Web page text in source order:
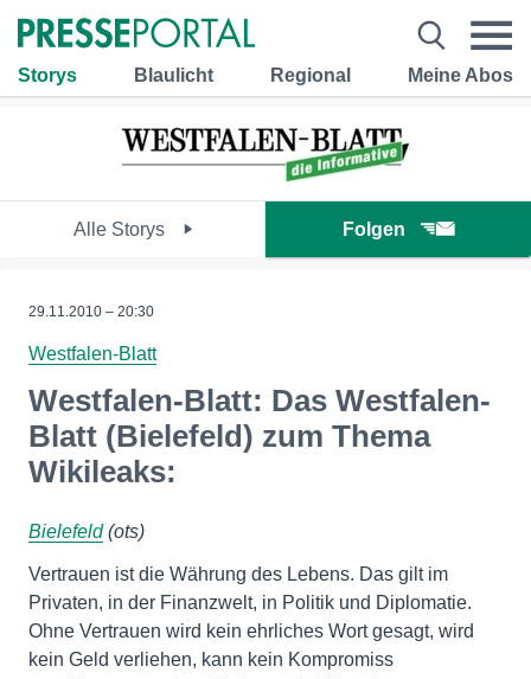
Storys Blaulicht Regional Meine Abos
Alle Storys Folgen
29.11.2010 – 20:30
Westfalen-Blatt
Westfalen-Blatt: Das Westfalen-
Blatt (Bielefeld) zum Thema
Wikileaks:
Bielefeld(ots)
Vertrauen ist die Währung des Lebens. Das gilt im
Privaten, in der Finanzwelt, in Politik und Diplomatie.
Ohne Vertrauen wird kein ehrliches Wort gesagt, wird
kein Geld verliehen, kann kein Kompromiss